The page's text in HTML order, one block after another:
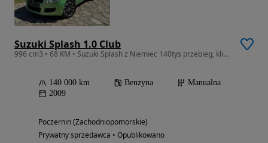
Suzuki Splash 1.0 Club
996 cm3 • 68 KM • Suzuki Splash z Niemiec 140tys przebieg, klimatyzacja!
140 000 km Benzyna
Manualna
2009
Poczernin (Zachodniopomorskie)
Prywatny sprzedawca • Opublikowano